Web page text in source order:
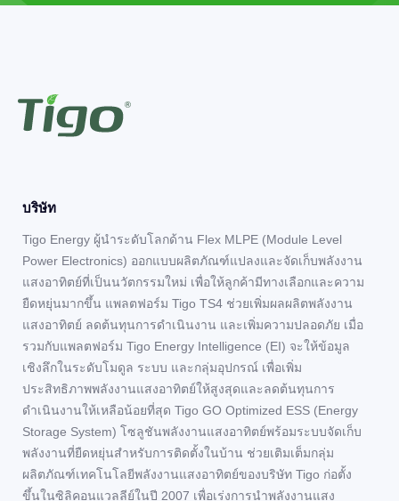
บริษัท
Tigo Energy ผู้นำระดับโลกด้าน Flex MLPE (Module Level
Power Electronics) ออกแบบผลิตภัณฑ์แปลงและจัดเก็บพลังงาน
แสงอาทิตย์ที่เป็นนวัตกรรมใหม่ เพื่อให้ลูกค้ามีทางเลือกและความ
ยืดหยุ่นมากขึ้น แพลตฟอร์ม Tigo TS4 ช่วยเพิ่มผลผลิตพลังงาน
แสงอาทิตย์ ลดต้นทุนการดำเนินงาน และเพิ่มความปลอดภัย เมื่อ
รวมกับแพลตฟอร์ม Tigo Energy Intelligence (EI) จะให้ข้อมูล
เชิงลึกในระดับโมดูล ระบบ และกลุ่มอุปกรณ์ เพื่อเพิ่ม
ประสิทธิภาพพลังงานแสงอาทิตย์ให้สูงสุดและลดต้นทุนการ
ดำเนินงานให้เหลือน้อยที่สุด Tigo GO Optimized ESS (Energy
Storage System) โซลูชันพลังงานแสงอาทิตย์พร้อมระบบจัดเก็บ
พลังงานที่ยืดหยุ่นสำหรับการติดตั้งในบ้าน ช่วยเติมเต็มกลุ่ม
ผลิตภัณฑ์เทคโนโลยีพลังงานแสงอาทิตย์ของบริษัท Tigo ก่อตั้ง
ขึ้นในซิลิคอนแวลลีย์ในปี 2007 เพื่อเร่งการนำพลังงานแสง